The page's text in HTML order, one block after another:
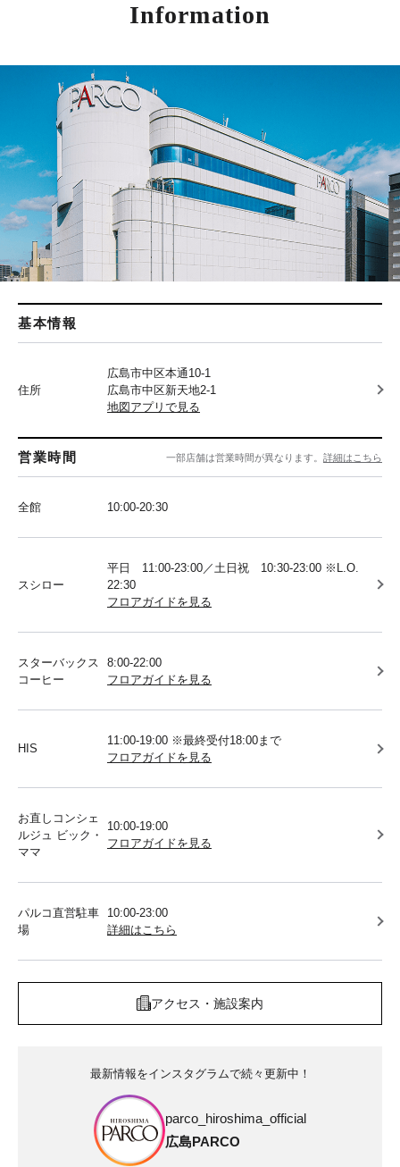
Information
基本情報
住所
広島市中区本通10-1
広島市中区新天地2-1
地図アプリで見る
営業時間 一部店舗は営業時間が異なります。 詳細はこちら
全館 10:00-20:30
スシロー
平日 11:00-23:00／土日祝 10:30-23:00 ※L.O.
22:30
フロアガイドを見る
スターバックス
コーヒー
8:00-22:00
フロアガイドを見る
HIS
11:00-19:00 ※最終受付18:00まで
フロアガイドを見る
お直しコンシェ
ルジュ ビック・
ママ
10:00-19:00
フロアガイドを見る
パルコ直営駐車
場
10:00-23:00
詳細はこちら
アクセス・施設案内
最新情報をインスタグラムで続々更新中！
parco_hiroshima_official
広島PARCO